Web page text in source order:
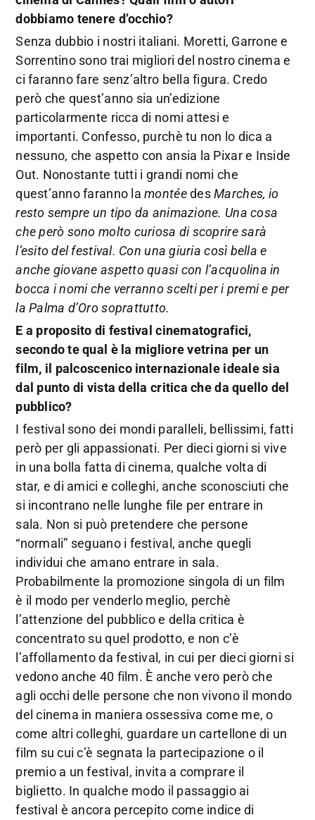
dobbiamo tenere d’occhio?
Senza dubbio i nostri italiani. Moretti, Garrone e
Sorrentino sono trai migliori del nostro cinema e
ci faranno fare senz’altro bella figura. Credo
però che quest’anno sia un’edizione
particolarmente ricca di nomi attesi e
importanti. Confesso, purchè tu non lo dica a
nessuno, che aspetto con ansia la Pixar e Inside
Out. Nonostante tutti i grandi nomi che
quest’anno faranno lamontéedesMarches, io
resto sempre un tipo da animazione. Una cosa
che però sono molto curiosa di scoprire sarà
l’esito del festival. Con una giuria così bella e
anche giovane aspetto quasi con l’acquolina in
bocca i nomi che verranno scelti per i premi e per
la Palma d’Oro soprattutto.
E a proposito di festival cinematografici,
secondo te qual è la migliore vetrina per un
film, il palcoscenico internazionale ideale sia
dal punto di vista della critica che da quello del
pubblico?
I festival sono dei mondi paralleli, bellissimi, fatti
però per gli appassionati. Per dieci giorni si vive
in una bolla fatta di cinema, qualche volta di
star, e di amici e colleghi, anche sconosciuti che
si incontrano nelle lunghe file per entrare in
sala. Non si può pretendere che persone
“normali” seguano i festival, anche quegli
individui che amano entrare in sala.
Probabilmente la promozione singola di un film
è il modo per venderlo meglio, perchè
l’attenzione del pubblico e della critica è
concentrato su quel prodotto, e non c’è
l’affollamento da festival, in cui per dieci giorni si
vedono anche 40 film. È anche vero però che
agli occhi delle persone che non vivono il mondo
del cinema in maniera ossessiva come me, o
come altri colleghi, guardare un cartellone di un
film su cui c’è segnata la partecipazione o il
premio a un festival, invita a comprare il
biglietto. In qualche modo il passaggio ai
festival è ancora percepito come indice di